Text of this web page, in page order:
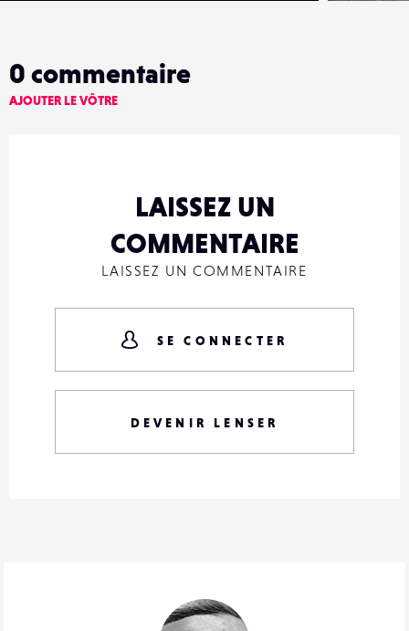
0 commentaire
AJOUTER LE VÔTRE
LAISSEZ UN
COMMENTAIRE
LAISSEZ UN COMMENTAIRE
SE CONNECTER
DEVENIR LENSER